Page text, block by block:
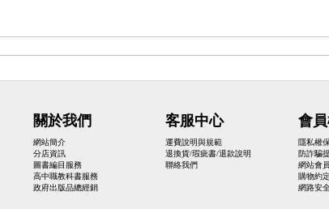
關於我們
網站簡介
分店資訊
圖書編目服務
高中職教科書服務
政府出版品總經銷
客服中心
運費說明與規範
退換貨/瑕疵書/退款說明
聯絡我們
會
隱私權
防詐騙
網站會
購物約
網路安